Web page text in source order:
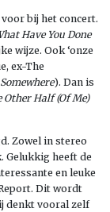
bij het concert.
Have You Done
wijze. Ook ‘onze
ex-The
Somewhere). Dan is
Other Half (Of Me)
Zowel in stereo
Gelukkig heeft de
en leuke
Dit wordt
denkt vooral zelf